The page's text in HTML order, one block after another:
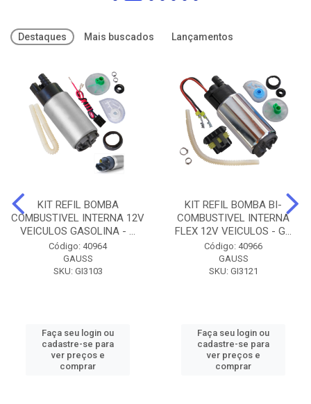
Destaques Mais buscados Lançamentos
KIT REFIL BOMBA
COMBUSTIVEL INTERNA 12V
VEICULOS GASOLINA - ...
Código: 40964
GAUSS
SKU: GI3103
Faça seu login ou
cadastre-se para
ver preços e
comprar
KIT REFIL BOMBA BI-
COMBUSTIVEL INTERNA
FLEX 12V VEICULOS - G...
Código: 40966
GAUSS
SKU: GI3121
Faça seu login ou
cadastre-se para
ver preços e
comprar